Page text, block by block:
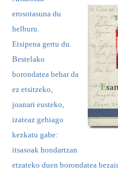
erosotasuna du
helburu.
Etsipena gertu du.
Bestelako
borondatea behar da
ez etsitzeko,
joanari eusteko,
izateaz gehiago
kezkatu gabe:
itsasoak hondartzan
etzateko duen borondatea